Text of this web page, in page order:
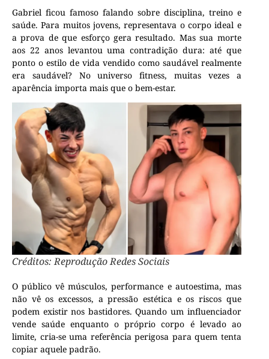
Gabriel ficou famoso falando sobre disciplina, treino e
saúde. Para muitos jovens, representava o corpo ideal e
a prova de que esforço gera resultado. Mas sua morte
aos 22 anos levantou uma contradição dura: até que
ponto o estilo de vida vendido como saudável realmente
era saudável? No universo fitness, muitas vezes a
aparência importa mais que o bem-estar.
Créditos: Reprodução Redes Sociais
O público vê músculos, performance e autoestima, mas
não vê os excessos, a pressão estética e os riscos que
podem existir nos bastidores. Quando um influenciador
vende saúde enquanto o próprio corpo é levado ao
limite, cria-se uma referência perigosa para quem tenta
copiar aquele padrão.